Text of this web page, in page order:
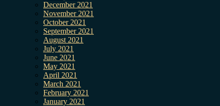
December 2021
November 2021
October 2021
September 2021
August 2021
July 2021
June 2021
May 2021
April 2021
March 2021
February 2021
January 2021